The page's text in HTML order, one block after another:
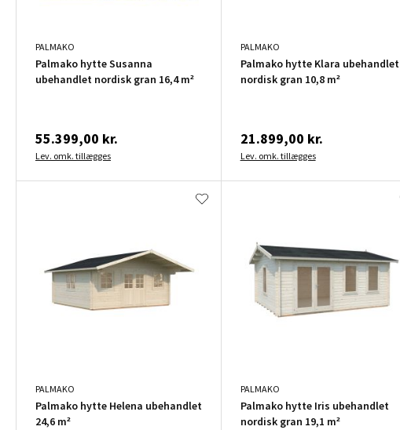
PALMAKO
Palmako hytte Susanna
ubehandlet nordisk gran 16,4 m²
55.399,00 kr.
Lev. omk. tillægges
PALMAKO
Palmako hytte Klara ubehandlet
nordisk gran 10,8 m²
21.899,00 kr.
Lev. omk. tillægges
PALMAKO
Palmako hytte Helena ubehandlet
24,6 m²
PALMAKO
Palmako hytte Iris ubehandlet
nordisk gran 19,1 m²